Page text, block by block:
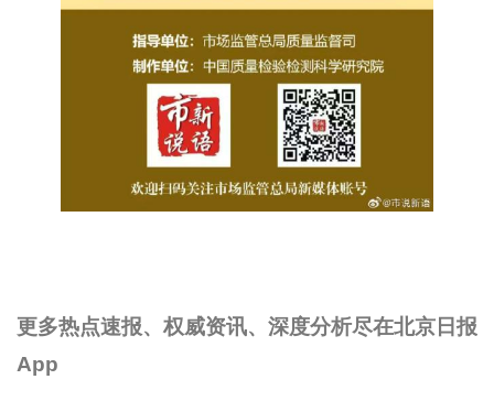
更多热点速报、权威资讯、深度分析尽在北京日报
App